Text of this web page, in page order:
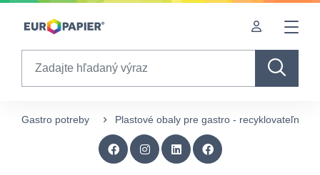
Table Of Content
Doplnkové produkty
Zaujímavé produkty pre Vás
Gastro potreby Plastové obaly pre gastro - recyklovateľné